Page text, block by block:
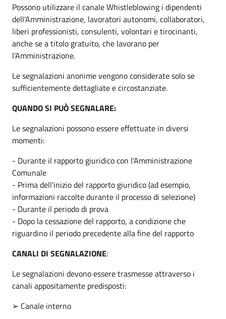
Possono utilizzare il canale Whistleblowing i dipendenti
dell'Amministrazione, lavoratori autonomi, collaboratori,
liberi professionisti, consulenti, volontari e tirocinanti,
anche se a titolo gratuito, che lavorano per
l'Amministrazione.
Le segnalazioni anonime vengono considerate solo se
sufficientemente dettagliate e circostanziate.
QUANDO SI PUÒ SEGNALARE:
Le segnalazioni possono essere effettuate in diversi
momenti:
- Durante il rapporto giuridico con l'Amministrazione
Comunale
- Prima dell'inizio del rapporto giuridico (ad esempio,
informazioni raccolte durante il processo di selezione)
- Durante il periodo di prova
- Dopo la cessazione del rapporto, a condizione che
riguardino il periodo precedente alla fine del rapporto
CANALI DI SEGNALAZIONE:
Le segnalazioni devono essere trasmesse attraverso i
canali appositamente predisposti:
➢ Canale interno